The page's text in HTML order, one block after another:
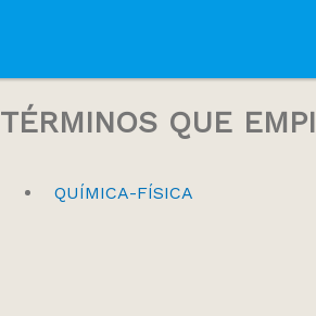
TÉRMINOS QUE
QUÍMICA-FÍSICA